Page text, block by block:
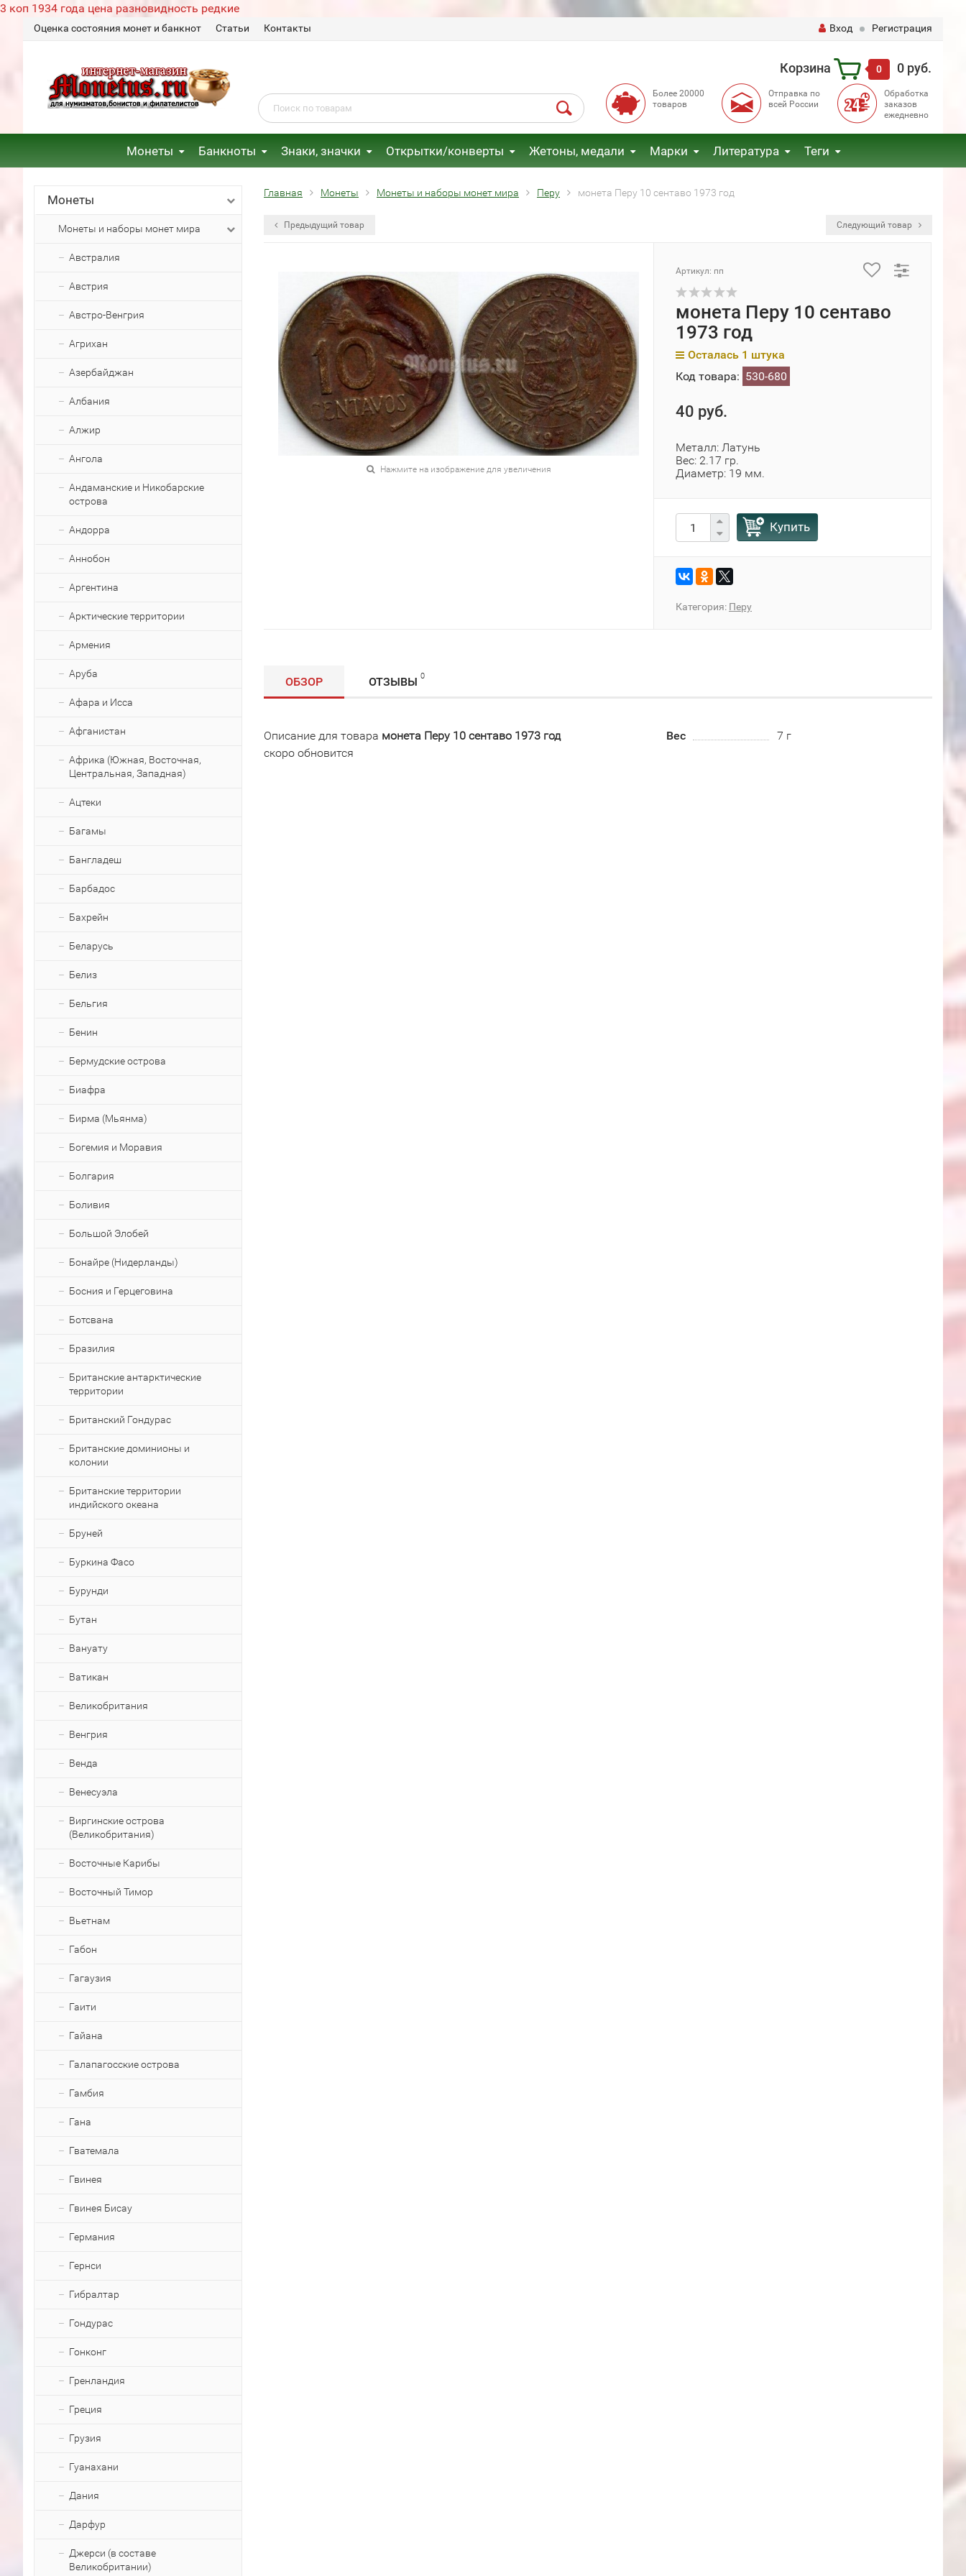
3 коп 1934 года цена разновидность редкие
Оценка состояния монет и банкнот Статьи Контакты Вход Регистрация
Корзина 0 0 руб.
Более 20000
товаров
Отправка по
всей России
Обработка
заказов
ежедневно
Монеты Банкноты Знаки, значки Открытки/конверты Жетоны, медали Марки Литература Теги
Монеты
Монеты и наборы монет мира
Австралия
Австрия
Австро-Венгрия
Агрихан
Азербайджан
Албания
Алжир
Ангола
Андаманские и Никобарские
острова
Андорра
Аннобон
Аргентина
Арктические территории
Армения
Аруба
Афара и Исса
Афганистан
Африка (Южная, Восточная,
Центральная, Западная)
Ацтеки
Багамы
Бангладеш
Барбадос
Бахрейн
Беларусь
Белиз
Бельгия
Бенин
Бермудские острова
Биафра
Бирма (Мьянма)
Богемия и Моравия
Болгария
Боливия
Большой Элобей
Бонайре (Нидерланды)
Босния и Герцеговина
Ботсвана
Бразилия
Британские антарктические
территории
Британский Гондурас
Британские доминионы и
колонии
Британские территории
индийского океана
Бруней
Буркина Фасо
Бурунди
Бутан
Вануату
Ватикан
Великобритания
Венгрия
Венда
Венесуэла
Виргинские острова
(Великобритания)
Восточные Карибы
Восточный Тимор
Вьетнам
Габон
Гагаузия
Гаити
Гайана
Галапагосские острова
Гамбия
Гана
Гватемала
Гвинея
Гвинея Бисау
Германия
Гернси
Гибралтар
Гондурас
Гонконг
Гренландия
Греция
Грузия
Гуанахани
Дания
Дарфур
Джерси (в составе
Великобритании)
Главная Монеты Монеты и наборы монет мира Перу монета Перу 10 сентаво 1973 год
Предыдущий товар Следующий товар
Нажмите на изображение для увеличения
Артикул: пп
монета Перу 10 сентаво
1973 год
Осталась 1 штука
Код товара: 530-680
40 руб.
Металл: Латунь
Вес: 2.17 гр.
Диаметр: 19 мм.
Купить
Категория: Перу
ОБЗОР ОТЗЫВЫ 0
Описание для товара монета Перу 10 сентаво 1973 год
скоро обновится
Вес 7 г